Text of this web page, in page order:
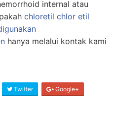
internal atau
chloretil chlor etil
hanya melalui kontak kami
Twitter Google+